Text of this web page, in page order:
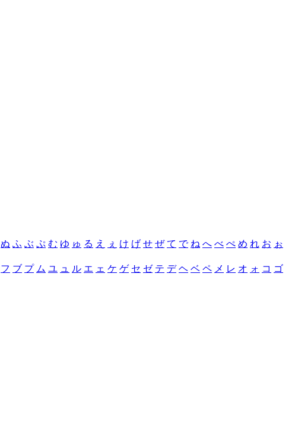
ぬ ふ ぶ ぷ む ゆ ゅ る え ぇ け げ せ ぜ て で ね へ べ ぺ め れ お ぉ
フ ブ プ ム ユ ュ ル エ ェ ケ ゲ セ ゼ テ デ ヘ ベ ペ メ レ オ ォ コ ゴ